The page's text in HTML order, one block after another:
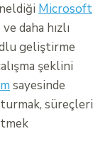
Microsoft
daha hızlı
geliştirme
şeklini
sayesinde
süreçleri